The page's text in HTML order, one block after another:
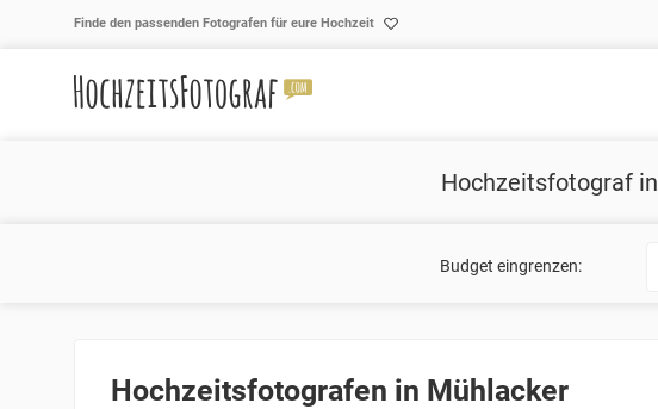
Finde den passenden Fotografen für eure Hochzeit
Hochzeitsfotograf in
Budget eingrenzen:
Hochzeitsfotografen in Mühlacker